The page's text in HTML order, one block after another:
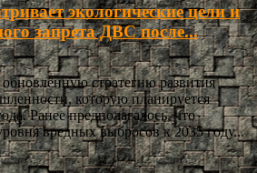
экологические цели и
запрета ДВС после...
стратегию развития
которую планируется
Ранее предполагалось, что
вредных выбросов к 2035 году...